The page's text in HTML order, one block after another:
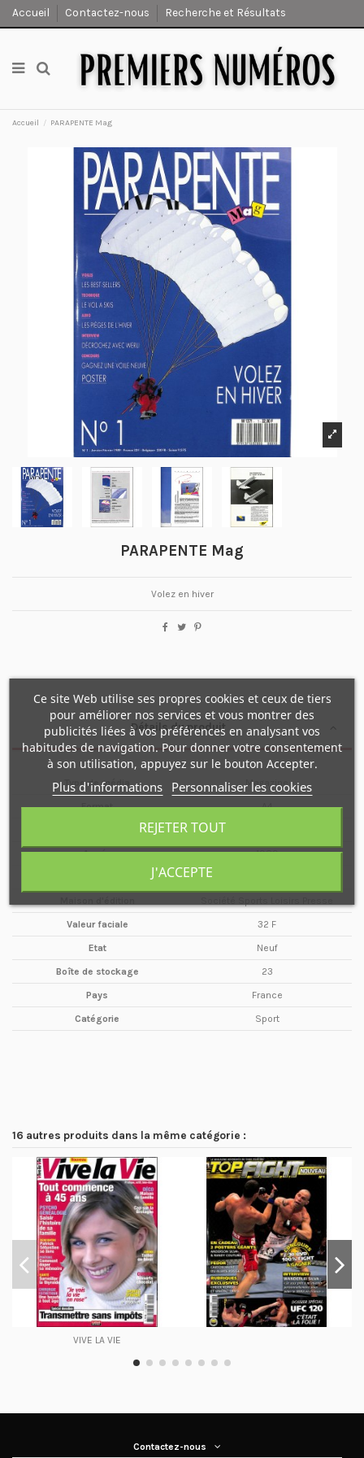
Accueil Contactez-nous Recherche et Résultats
Accueil PARAPENTE Mag
PARAPENTE Mag
Volez en hiver
Détails du produit
Type de média Magazine
Format A4
Année 1989
Valeur faciale 32 F
Etat Neuf
Boîte de stockage 23
Pays France
Catégorie Sport
16 autres produits dans la même catégorie :
VIVE LA VIE
Contactez-nous
Ce site Web utilise ses propres cookies et ceux de tiers
pour améliorer nos services et vous montrer des
publicités liées à vos préférences en analysant vos
habitudes de navigation. Pour donner votre consentement
à son utilisation, appuyez sur le bouton Accepter.
Plus d'informations Personnaliser les cookies
REJETER TOUT
J'ACCEPTE